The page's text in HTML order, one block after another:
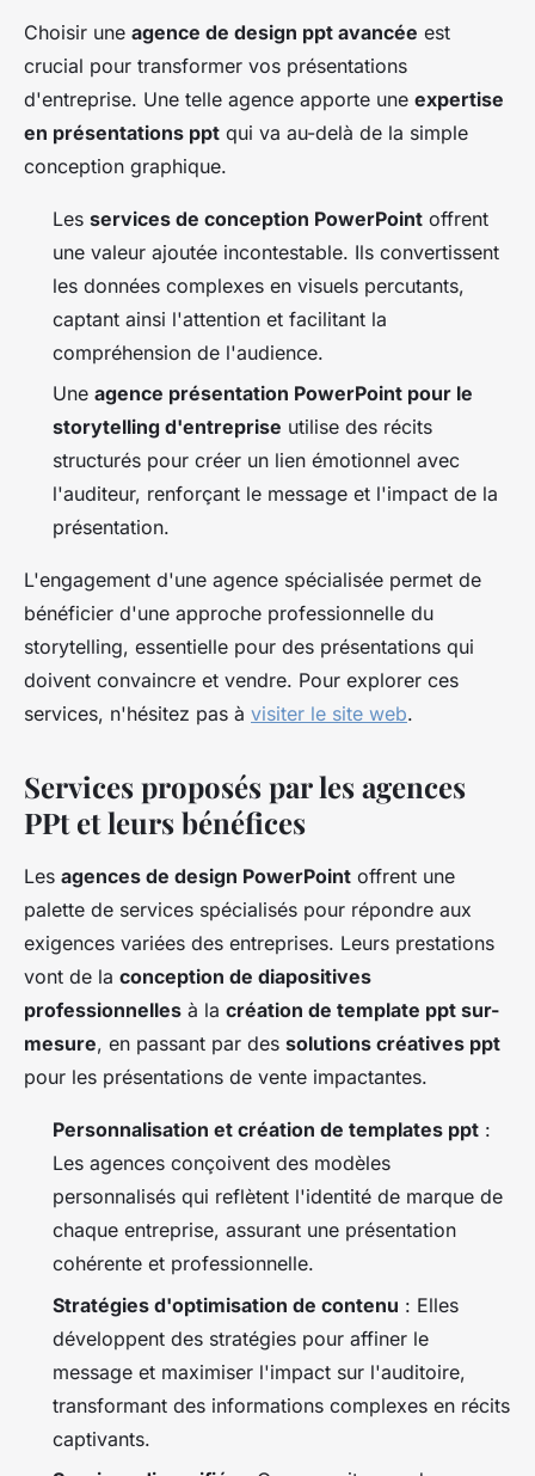
Choisir une agence de design ppt avancée est
crucial pour transformer vos présentations
d'entreprise. Une telle agence apporte une expertise
en présentations ppt qui va au-delà de la simple
conception graphique.
Les services de conception PowerPoint offrent
une valeur ajoutée incontestable. Ils convertissent
les données complexes en visuels percutants,
captant ainsi l'attention et facilitant la
compréhension de l'audience.
Une agence présentation PowerPoint pour le
storytelling d'entreprise utilise des récits
structurés pour créer un lien émotionnel avec
l'auditeur, renforçant le message et l'impact de la
présentation.
L'engagement d'une agence spécialisée permet de
bénéficier d'une approche professionnelle du
storytelling, essentielle pour des présentations qui
doivent convaincre et vendre. Pour explorer ces
services, n'hésitez pas à visiter le site web.
Services proposés par les agences
PPt et leurs bénéfices
Les agences de design PowerPoint offrent une
palette de services spécialisés pour répondre aux
exigences variées des entreprises. Leurs prestations
vont de la conception de diapositives
professionnelles à la création de template ppt sur-
mesure, en passant par des solutions créatives ppt
pour les présentations de vente impactantes.
Personnalisation et création de templates ppt :
Les agences conçoivent des modèles
personnalisés qui reflètent l'identité de marque de
chaque entreprise, assurant une présentation
cohérente et professionnelle.
Stratégies d'optimisation de contenu : Elles
développent des stratégies pour affiner le
message et maximiser l'impact sur l'auditoire,
transformant des informations complexes en récits
captivants.